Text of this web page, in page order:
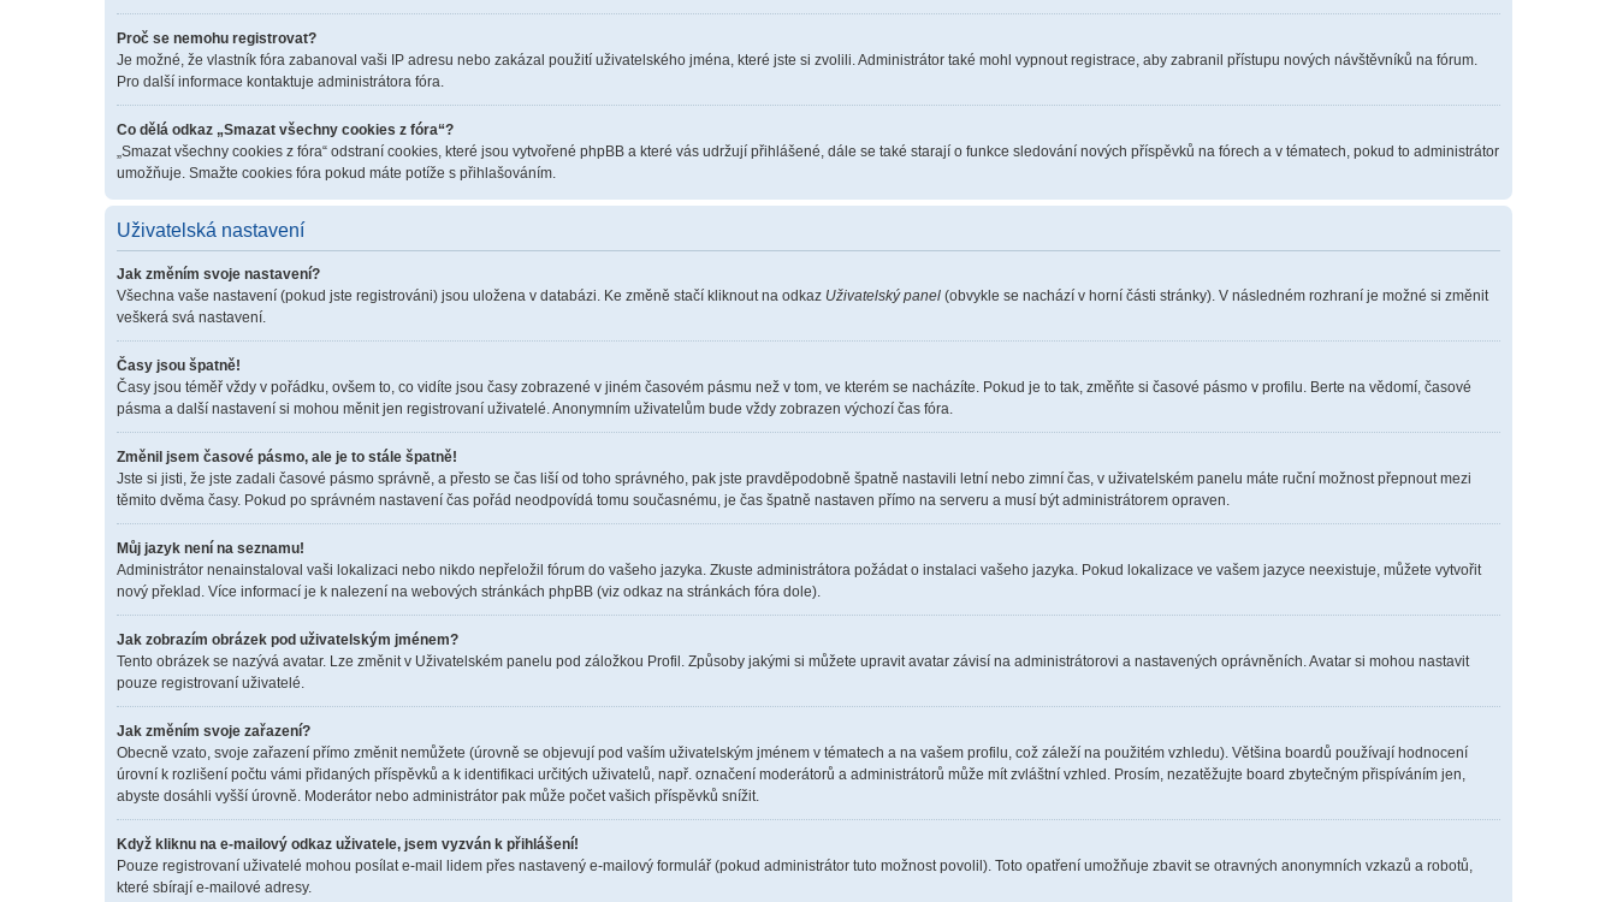
Proč se nemohu registrovat?
Je možné, že vlastník fóra zabanoval vaši IP adresu nebo zakázal použití uživatelského jména, které jste si zvolili. Administrátor také mohl vypnout registrace, aby zabranil přístupu nových návštěvníků na fórum.
Pro další informace kontaktuje administrátora fóra.
Co dělá odkaz „Smazat všechny cookies z fóra“?
„Smazat všechny cookies z fóra“ odstraní cookies, které jsou vytvořené phpBB a které vás udržují přihlášené, dále se také starají o funkce sledování nových příspěvků na fórech a v tématech, pokud to administrátor
umožňuje. Smažte cookies fóra pokud máte potíže s přihlašováním.
Uživatelská nastavení
Jak změním svoje nastavení?
Všechna vaše nastavení (pokud jste registrováni) jsou uložena v databázi. Ke změně stačí kliknout na odkaz Uživatelský panel (obvykle se nachází v horní části stránky). V následném rozhraní je možné si změnit
veškerá svá nastavení.
Časy jsou špatně!
Časy jsou téměř vždy v pořádku, ovšem to, co vidíte jsou časy zobrazené v jiném časovém pásmu než v tom, ve kterém se nacházíte. Pokud je to tak, změňte si časové pásmo v profilu. Berte na vědomí, časové
pásma a další nastavení si mohou měnit jen registrovaní uživatelé. Anonymním uživatelům bude vždy zobrazen výchozí čas fóra.
Změnil jsem časové pásmo, ale je to stále špatně!
Jste si jisti, že jste zadali časové pásmo správně, a přesto se čas liší od toho správného, pak jste pravděpodobně špatně nastavili letní nebo zimní čas, v uživatelském panelu máte ruční možnost přepnout mezi
těmito dvěma časy. Pokud po správném nastavení čas pořád neodpovídá tomu současnému, je čas špatně nastaven přímo na serveru a musí být administrátorem opraven.
Můj jazyk není na seznamu!
Administrátor nenainstaloval vaši lokalizaci nebo nikdo nepřeložil fórum do vašeho jazyka. Zkuste administrátora požádat o instalaci vašeho jazyka. Pokud lokalizace ve vašem jazyce neexistuje, můžete vytvořit
nový překlad. Více informací je k nalezení na webových stránkách phpBB (viz odkaz na stránkách fóra dole).
Jak zobrazím obrázek pod uživatelským jménem?
Tento obrázek se nazývá avatar. Lze změnit v Uživatelském panelu pod záložkou Profil. Způsoby jakými si můžete upravit avatar závisí na administrátorovi a nastavených oprávněních. Avatar si mohou nastavit
pouze registrovaní uživatelé.
Jak změním svoje zařazení?
Obecně vzato, svoje zařazení přímo změnit nemůžete (úrovně se objevují pod vaším uživatelským jménem v tématech a na vašem profilu, což záleží na použitém vzhledu). Většina boardů používají hodnocení
úrovní k rozlišení počtu vámi přidaných příspěvků a k identifikaci určitých uživatelů, např. označení moderátorů a administrátorů může mít zvláštní vzhled. Prosím, nezatěžujte board zbytečným přispíváním jen,
abyste dosáhli vyšší úrovně. Moderátor nebo administrátor pak může počet vašich příspěvků snížit.
Když kliknu na e-mailový odkaz uživatele, jsem vyzván k přihlášení!
Pouze registrovaní uživatelé mohou posílat e-mail lidem přes nastavený e-mailový formulář (pokud administrátor tuto možnost povolil). Toto opatření umožňuje zbavit se otravných anonymních vzkazů a robotů,
které sbírají e-mailové adresy.